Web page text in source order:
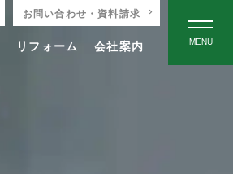
お問い合わせ・資料請求
リフォーム 会社案内 MENU